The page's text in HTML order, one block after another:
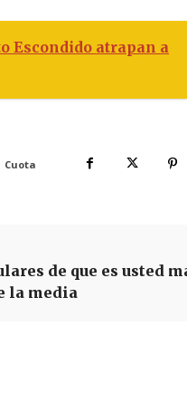
Escondido atrapan a
Cuota
de que es usted
la media